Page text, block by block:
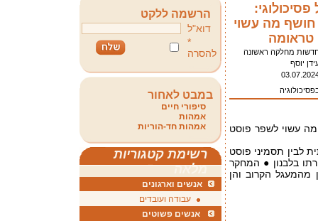
מה עשוי
מחלקה ראשונה
יוסף
עשוי לשפר פוסט
לבין תסמיני פוסט
בלבנון ● המחקר
הקרוב והן
הרשמה ללקט
דוא"ל
*
להסרה
במבט לאחור
סיפורי חיים
אמהות
אמהות חד-הוריות
רשימת קטגוריות
מלאה
אנשים וארגונים
עבודה ועובדים
אנשים פשוטים